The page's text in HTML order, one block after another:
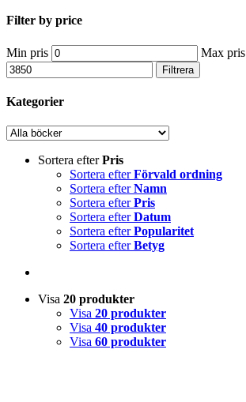
Filter by price
Min pris Max pris
Filtrera
Kategorier
Sortera efterPris
Sortera efterFörvald ordning
Sortera efterNamn
Sortera efterPris
Sortera efterDatum
Sortera efterPopularitet
Sortera efterBetyg
Visa 20 produkter
Visa 20 produkter
Visa 40 produkter
Visa 60 produkter